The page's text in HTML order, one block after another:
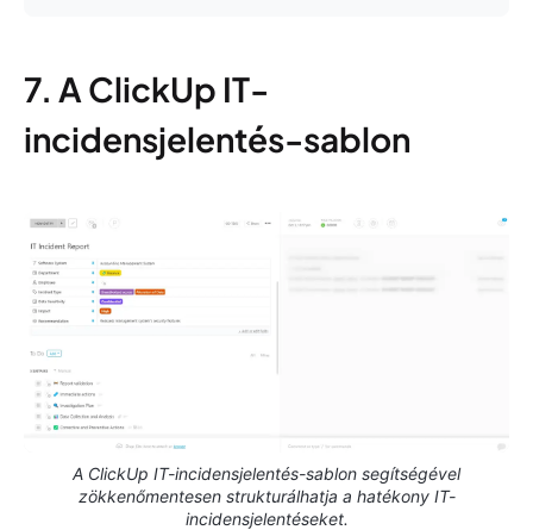
7. A ClickUp IT-
incidensjelentés-sablon
A ClickUp IT-incidensjelentés-sablon segítségével
zökkenőmentesen strukturálhatja a hatékony IT-
incidensjelentéseket.